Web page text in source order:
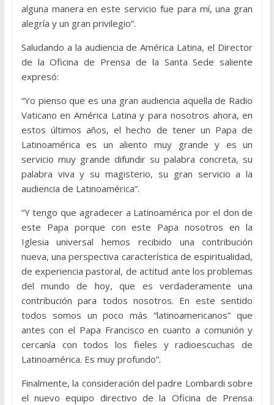
alguna manera en este servicio fue para mí, una gran
alegría y un gran privilegio”.
Saludando a la audiencia de América Latina, el Director
de la Oficina de Prensa de la Santa Sede saliente
expresó:
“Yo pienso que es una gran audiencia aquella de Radio
Vaticano en América Latina y para nosotros ahora, en
estos últimos años, el hecho de tener un Papa de
Latinoamérica es un aliento muy grande y es un
servicio muy grande difundir su palabra concreta, su
palabra viva y su magisterio, su gran servicio a la
audiencia de Latinoamérica”.
“Y tengo que agradecer a Latinoamérica por el don de
este Papa porque con este Papa nosotros en la
Iglesia universal hemos recibido una contribución
nueva, una perspectiva característica de espiritualidad,
de experiencia pastoral, de actitud ante los problemas
del mundo de hoy, que es verdaderamente una
contribución para todos nosotros. En este sentido
todos somos un poco más “latinoamericanos” que
antes con el Papa Francisco en cuanto a comunión y
cercanía con todos los fieles y radioescuchas de
Latinoamérica. Es muy profundo”.
Finalmente, la consideración del padre Lombardi sobre
el nuevo equipo directivo de la Oficina de Prensa